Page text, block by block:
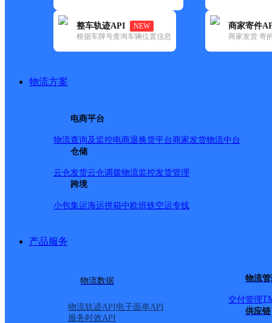
整车轨迹API
NEW
根据车牌号查询车辆位置信息
商家寄件
商家发货 寄
物流方案
电商平台
物流查询及监控电商退换货平台商家发货物流中台
仓储
云仓发货云仓调拨物流监控发货管理
跨境
小包集运海运拼箱中欧班铁空运专线
产品服务
物流数据
物流轨迹API电子面单API
服务时效API
物流
交付管理
供应链
更新时间：2022-07-12 00:00:00
所属快递：德邦快递
所属区域：内蒙古自治区-呼和浩特市-武川县
网点地址：内蒙古自治区呼和浩特市武川县可镇呈祥路
网点负责人：